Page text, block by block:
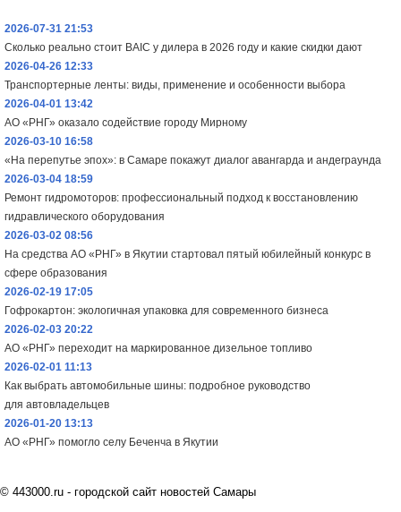
2026-07-31 21:53
Сколько реально стоит BAIC у дилера в 2026 году и какие скидки дают
2026-04-26 12:33
Транспортерные ленты: виды, применение и особенности выбора
2026-04-01 13:42
АО «РНГ» оказало содействие городу Мирному
2026-03-10 16:58
«На перепутье эпох»: в Самаре покажут диалог авангарда и андеграунда
2026-03-04 18:59
Ремонт гидромоторов: профессиональный подход к восстановлению
гидравлического оборудования
2026-03-02 08:56
На средства АО «РНГ» в Якутии стартовал пятый юбилейный конкурс в
сфере образования
2026-02-19 17:05
Гофрокартон: экологичная упаковка для современного бизнеса
2026-02-03 20:22
АО «РНГ» переходит на маркированное дизельное топливо
2026-02-01 11:13
Как выбрать автомобильные шины: подробное руководство
для автовладельцев
2026-01-20 13:13
АО «РНГ» помогло селу Беченча в Якутии
© 443000.ru - городской сайт новостей Самары